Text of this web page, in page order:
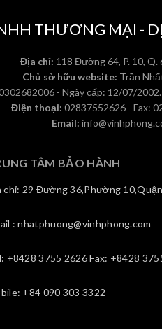
THƯƠNG MẠI -
Địa chỉ: 118 Đường 64, P. 10, Q.
Chủ sở hữu website: Trần
- Ngày cấp: 12/07/
Điện thoại: 02837552626 - Fax:
Email:
TÂM BẢO HÀNH
chỉ: 29 Đường 36,Phường
: nhatphuong@vinhphong.com
+8428 3755 2626 Fax: +8428
+84 090 303 3322